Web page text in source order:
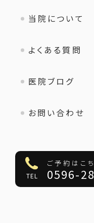
当院について
よくある質問
医院ブログ
お問い合わせ
ご予約はこ
TEL 0596-